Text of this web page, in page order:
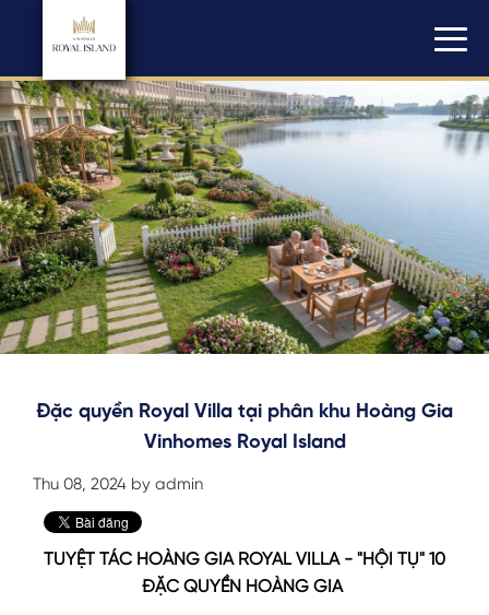
Đặc quyền Royal Villa tại phân khu Hoàng Gia
Vinhomes Royal Island
Thu 08, 2024 by admin
TUYỆT TÁC HOÀNG GIA ROYAL VILLA - "HỘI TỤ" 10
ĐẶC QUYỀN HOÀNG GIA